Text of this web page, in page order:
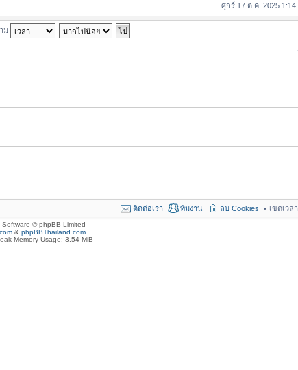
ดู
ข้
ศุกร์ 17 ต.ค. 2025 1:14
ม
เขตเวล
ลบ Cookies
ทีมงาน
ติดต่อเรา
Software © phpBB Limited
& phpBBThailand.com
Memory Usage: 3.54 MiB